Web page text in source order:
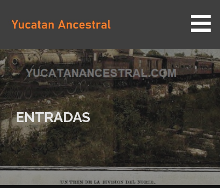
contenido
YUCATAN ANCESTRAL
ENTRADAS